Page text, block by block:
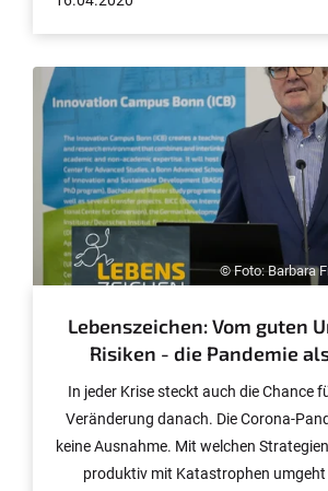
Herstellung auf dem Campus-
© Foto: Barbara
Lebenszeichen: Vom guten
Risiken - die Pandemie
In jeder Krise steckt auch die Chance
Veränderung danach. Die Corona-
keine Ausnahme. Mit welchen
produktiv mit Katastrophen